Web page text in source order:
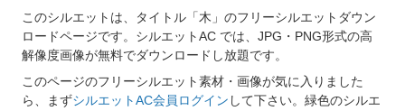
このシルエットは、タイトル「木」のフリーシルエットダウン
ロードページです。シルエットAC では、JPG・PNG形式の高
解像度画像が無料でダウンロードし放題です。
このページのフリーシルエット素材・画像が気に入りました
ら、まずシルエットAC会員ログイン して下さい。緑色のシルエ